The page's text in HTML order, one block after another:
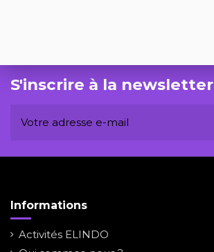
S'inscrire à la newsletter
Informations
Activités ELINDO